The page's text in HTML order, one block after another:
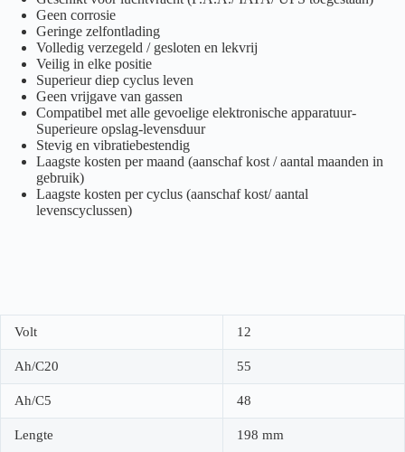
Geen corrosie
Geringe zelfontlading
Volledig verzegeld / gesloten en lekvrij
Veilig in elke positie
Superieur diep cyclus leven
Geen vrijgave van gassen
Compatibel met alle gevoelige elektronische apparatuur-
Superieure opslag-levensduur
Stevig en vibratiebestendig
Laagste kosten per maand (aanschaf kost / aantal maanden in
gebruik)
Laagste kosten per cyclus (aanschaf kost/ aantal
levenscyclussen)
Volt 12
Ah/C20 55
Ah/C5 48
Lengte 198 mm